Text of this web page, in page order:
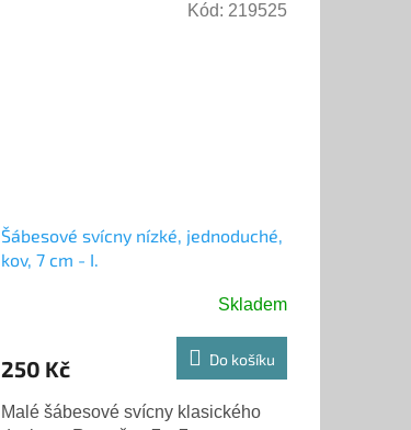
Šábesové svícny nízké, jednoduché,
kov, 7 cm - I.
Skladem
250 Kč Do košíku
Malé šábesové svícny klasického
Kód: 219525